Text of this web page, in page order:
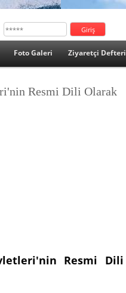
Foto Galeri Ziyaretçi Defteri
Resmi Dili Olarak
Resmi Dili